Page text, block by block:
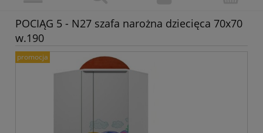
POCIĄG 5 - N27 szafa narożna dziecięca 70x70
w.190
promocja